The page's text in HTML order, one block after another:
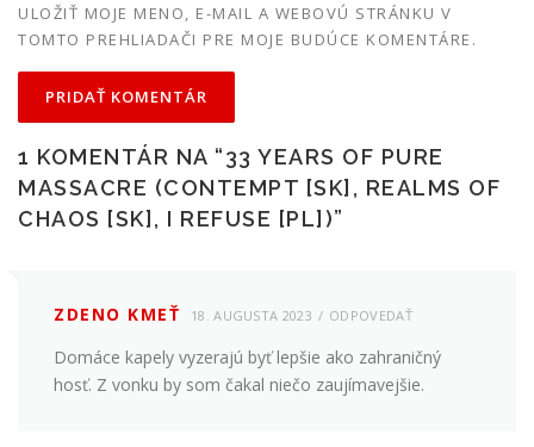
ULOŽIŤ MOJE MENO, E-MAIL A WEBOVÚ STRÁNKU V
TOMTO PREHLIADAČI PRE MOJE BUDÚCE KOMENTÁRE.
1 KOMENTÁR NA “33 YEARS OF PURE
MASSACRE (CONTEMPT [SK], REALMS OF
CHAOS [SK], I REFUSE [PL])”
ZDENO KMEŤ 18. AUGUSTA 2023 ODPOVEDAŤ
Domáce kapely vyzerajú byť lepšie ako zahraničný
hosť. Z vonku by som čakal niečo zaujímavejšie.